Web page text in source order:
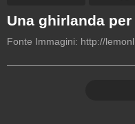
Una ghirlanda
Fonte Immagini: http://